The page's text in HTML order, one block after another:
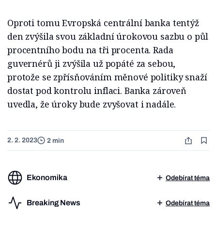
Oproti tomu Evropská centrální banka tentýž
den zvýšila svou základní úrokovou sazbu o půl
procentního bodu na tři procenta. Rada
guvernérů ji zvýšila už popáté za sebou,
protože se zpřísňováním měnové politiky snaží
dostat pod kontrolu inflaci. Banka zároveň
uvedla, že úroky bude zvyšovat i nadále.
2. 2. 2023 2 min
Ekonomika Odebírat téma
Breaking News Odebírat téma